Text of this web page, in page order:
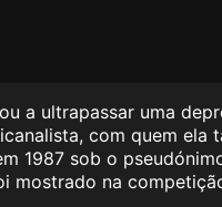
a ultrapassar uma
com quem ela
1987 sob o
na